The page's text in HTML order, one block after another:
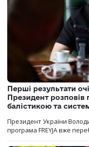
Перші результати
Президент розповів
балістикою та
Президент України
програма FREYJA вже